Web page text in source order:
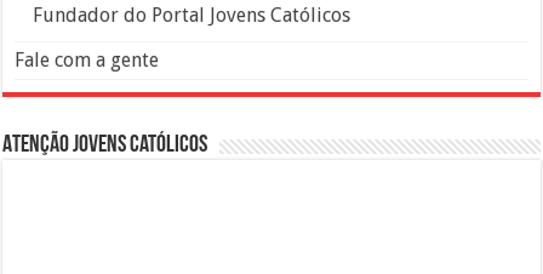
Fundador do Portal Jovens Católicos
Fale com a gente
Atenção Jovens Católicos